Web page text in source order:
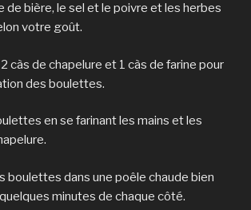
de bière, le sel et le poivre et les herbes
votre goût.
càs de chapelure et 1 càs de farine pour
des boulettes.
en se farinant les mains et les
boulettes dans une poêle chaude bien
minutes de chaque côté.